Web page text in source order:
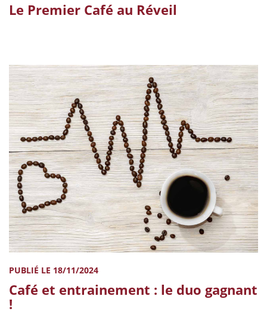
Le Premier Café au Réveil
PUBLIÉ LE 18/11/2024
Café et entrainement : le duo gagnant
!